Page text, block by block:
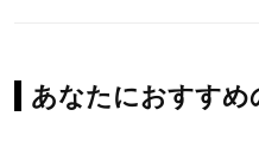
あなたにおすすめ